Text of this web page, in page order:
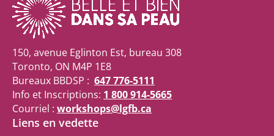
150, avenue Eglinton Est, bureau 308
Toronto, ON M4P 1E8
Bureaux BBDSP : 647 776-5111
Info et Inscriptions: 1 800 914-5665
Courriel : workshops@lgfb.ca
Liens en vedette